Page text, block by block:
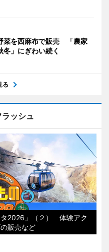
菜を西麻布で販売 「農家
」にぎわい続く
る
ッシュ
タ2026」（２） 体験アク
販売など